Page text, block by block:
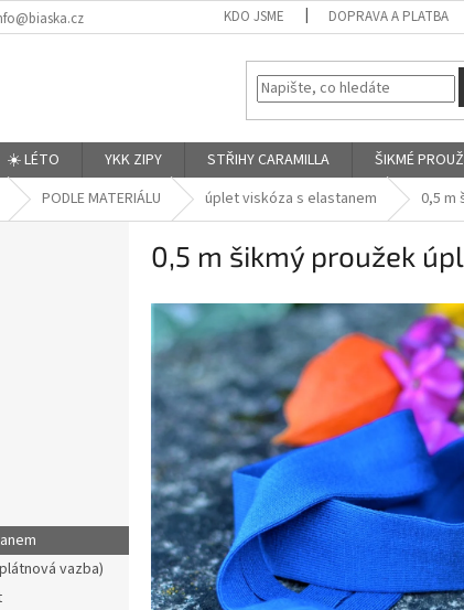
KDO JSME DOPRAVA A PLATBA
☀️ LÉTO YKK ZIPY STŘIHY CARAMILLA ŠIKMÉ
PODLE MATERIÁLU úplet viskóza s elastanem 0,5 m
vazba)
0,5 m šikmý proužek